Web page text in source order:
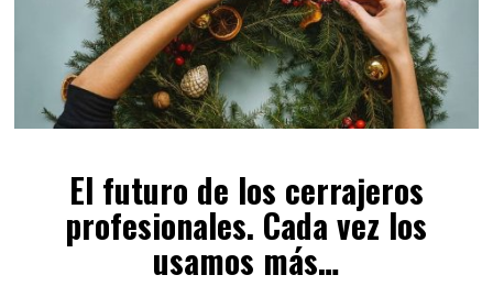
El futuro de los cerrajeros
profesionales. Cada vez los
usamos más…